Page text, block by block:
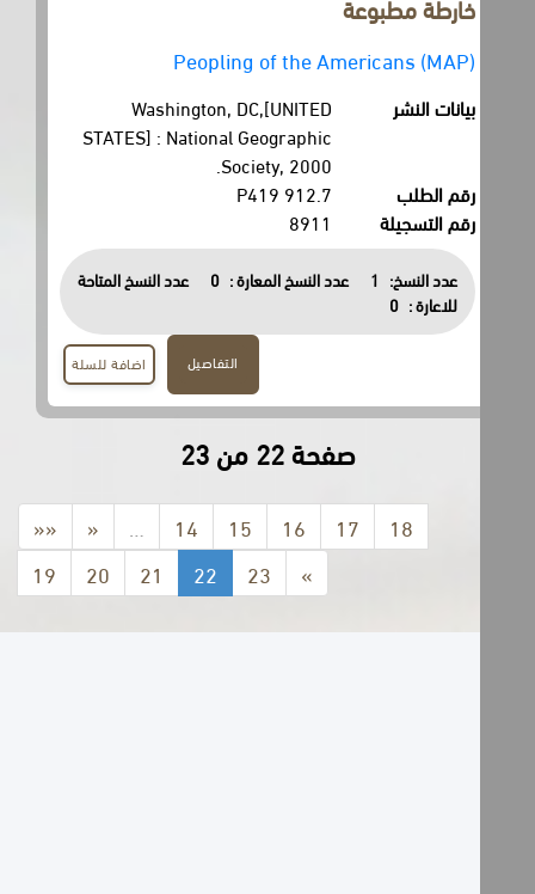
خارطة مطبوعة
Peopling of the Americans (MAP)
بيانات النشر
Washington, DC,[UNITED
STATES] : National Geographic
Society, 2000.
رقم الطلب
رقم التسجيلة
8911
عدد النسخ: 1 عدد النسخ المعارة : 0
عدد النسخ المتاحة
للاعارة :
0
اضافة للسلة
صفحة 22 من 23
«« … 14 15 16 17
19
20 21 22 23